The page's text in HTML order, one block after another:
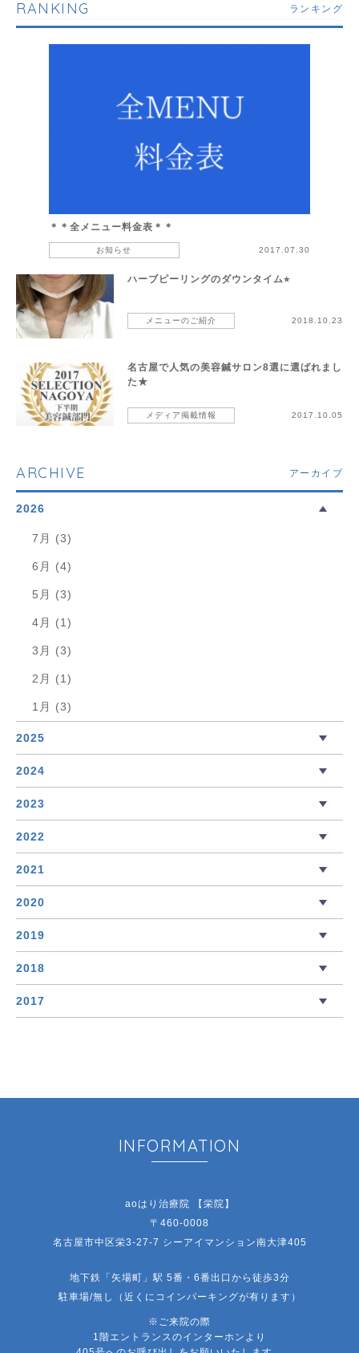
RANKING ランキング
＊＊全メニュー料金表＊＊
お知らせ 2017.07.30
ハーブピーリングのダウンタイム⭐︎
メニューのご紹介 2018.10.23
名古屋で人気の美容鍼サロン8選に選ばれまし
た★
メディア掲載情報 2017.10.05
ARCHIVE アーカイブ
2026
7月 (3)
6月 (4)
5月 (3)
4月 (1)
3月 (3)
2月 (1)
1月 (3)
2025
2024
2023
2022
2021
2020
2019
2018
2017
INFORMATION
aoはり治療院 【栄院】
〒460-0008
名古屋市中区栄3-27-7 シーアイマンション南大津405
地下鉄「矢場町」駅 5番・6番出口から徒歩3分
駐車場/無し（近くにコインパーキングが有ります）
※ご来院の際
1階エントランスのインターホンより